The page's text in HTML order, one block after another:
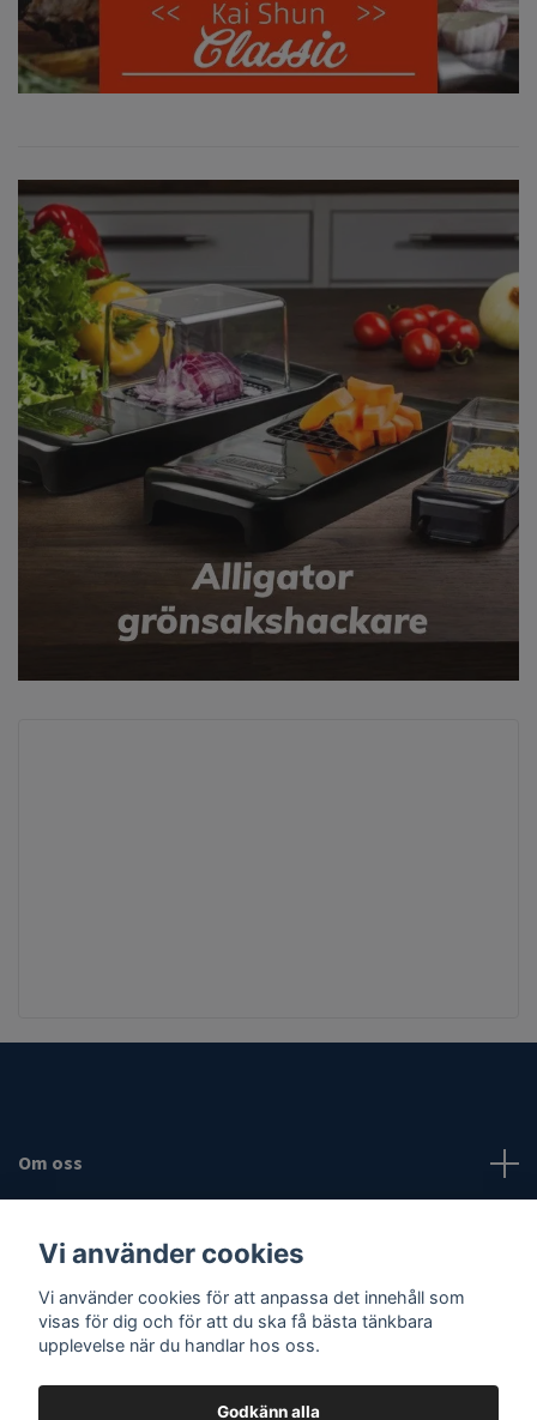
Om oss
Sociala medier
Vi använder cookies
Vi använder cookies för att anpassa det innehåll som
visas för dig och för att du ska få bästa tänkbara
upplevelse när du handlar hos oss.
Godkänn alla